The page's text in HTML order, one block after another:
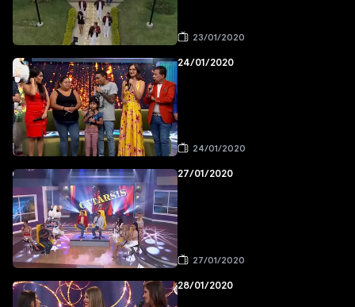
23/01/2020
24/01/2020
24/01/2020
27/01/2020
27/01/2020
28/01/2020